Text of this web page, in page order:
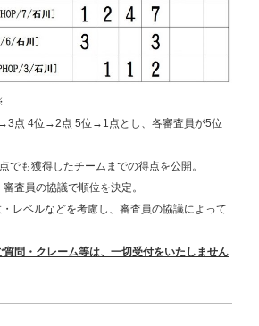
点 4位→2点 5位→1点とし、各審査員が5位
でも獲得したチームまでの得点を公開。
査員の協議で順位を決定。
レベルなどを考慮し、審査員の協議によって
問・クレーム等は、一切受付をいたしません